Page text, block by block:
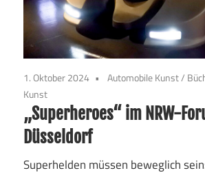
1. Oktober 2024 Automobile Kunst/
Kunst
„Superheroes“ im NRW-
Düsseldorf
Superhelden müssen beweglich